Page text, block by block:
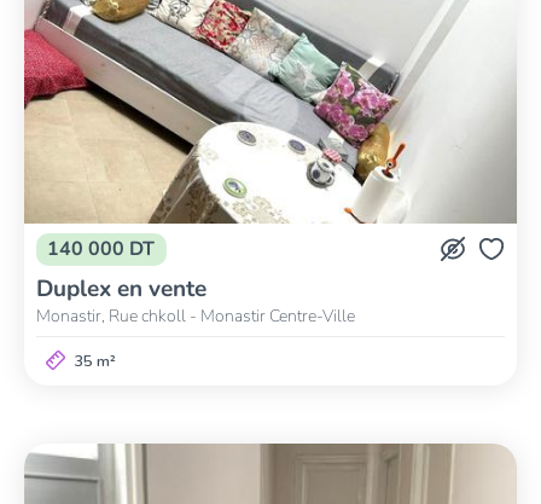
140 000 DT
Duplex en vente
Monastir, Rue chkoll - Monastir Centre-Ville
35 m²